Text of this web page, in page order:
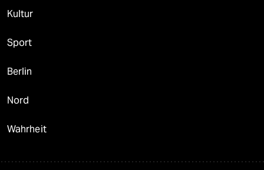
Kultur
Sport
Berlin
Nord
Wahrheit